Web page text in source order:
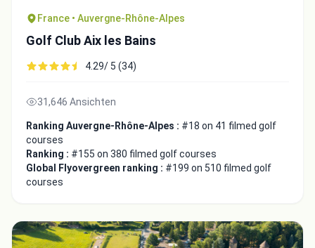
France • Auvergne-Rhône-Alpes
Golf Club Aix les Bains
4.29/ 5 (34)
31,646 Ansichten
Ranking Auvergne-Rhône-Alpes : #18 on 41 filmed golf
courses
Ranking : #155 on 380 filmed golf courses
Global Flyovergreen ranking : #199 on 510 filmed golf
courses